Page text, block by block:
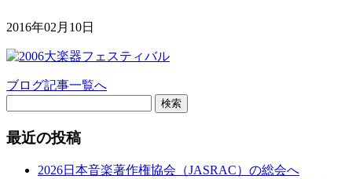
2016年02月10日
ブログ記事一覧へ
検索
最近の投稿
2026日本音楽著作権協会（JASRAC）の総会へ